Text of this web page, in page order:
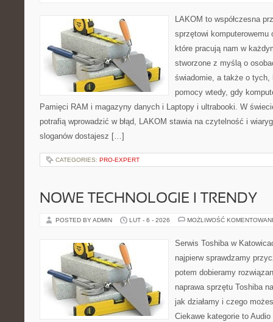
LAKOM to współczesna
sprzętowi komputerowemu
które pracują nam w
stworzone z myślą o
świadomie, a także o tych,
pomocy wtedy, gdy
Pamięci RAM i magazyny danych i Laptopy i ultrabooki. W
potrafią wprowadzić w błąd, LAKOM stawia na czytelność i
sloganów dostajesz […]
CATEGORIES: PRO-EXPERT
NOWE TECHNOLOGIE I TRENDY
POSTED BY ADMIN LUT - 6 - 2026 MOŻLIWOŚĆ
Serwis Toshiba w
najpierw sprawdzamy
potem dobieramy
naprawa sprzętu Toshiba
jak działamy i czego
Ciekawe kategorie to